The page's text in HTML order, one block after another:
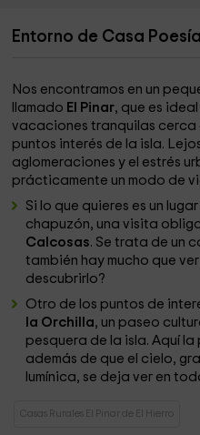
Entorno de Casa
Nos encontramos en un
llamado El Pinar, que es
vacaciones tranquilas cerca
puntos interés de la isla.
aglomeraciones y el estrés
prácticamente un modo de
Si lo que quieres es un
chapuzón, una visita
Calcosas. Se trata de un
también hay mucho que
descubrirlo?
Otro de los puntos de
la Orchilla, un paseo
pesquera de la isla. Aquí
además de que el cielo,
lumínica, se deja ver en
Casas Rurales El Pinar de El Hierro